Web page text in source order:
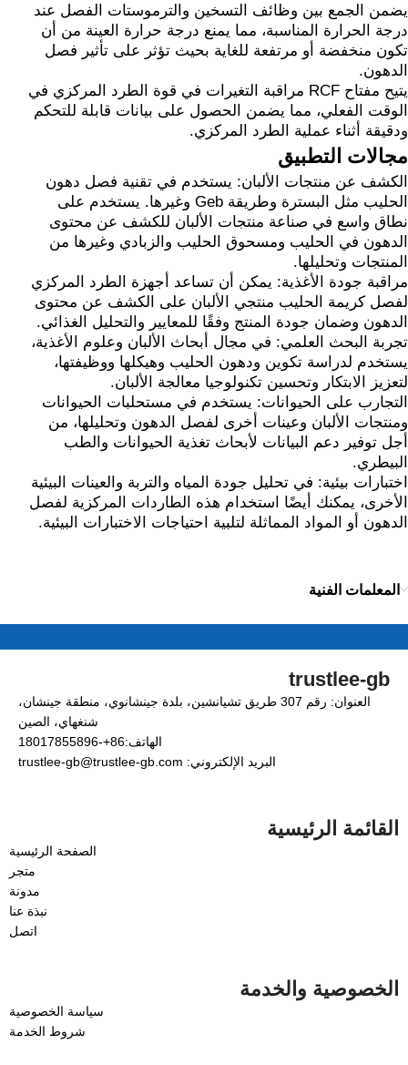
يضمن الجمع بين وظائف التسخين والترموستات الفصل عند
درجة الحرارة المناسبة، مما يمنع درجة حرارة العينة من أن
تكون منخفضة أو مرتفعة للغاية بحيث تؤثر على تأثير فصل
الدهون.
يتيح مفتاح RCF مراقبة التغيرات في قوة الطرد المركزي في
الوقت الفعلي، مما يضمن الحصول على بيانات قابلة للتحكم
ودقيقة أثناء عملية الطرد المركزي.
مجالات التطبيق
الكشف عن منتجات الألبان: يستخدم في تقنية فصل دهون
الحليب مثل البسترة وطريقة Geb وغيرها. يستخدم على
نطاق واسع في صناعة منتجات الألبان للكشف عن محتوى
الدهون في الحليب ومسحوق الحليب والزبادي وغيرها من
المنتجات وتحليلها.
مراقبة جودة الأغذية: يمكن أن تساعد أجهزة الطرد المركزي
لفصل كريمة الحليب منتجي الألبان على الكشف عن محتوى
الدهون وضمان جودة المنتج وفقًا للمعايير والتحليل الغذائي.
تجربة البحث العلمي: في مجال أبحاث الألبان وعلوم الأغذية،
يستخدم لدراسة تكوين ودهون الحليب وهيكلها ووظيفتها،
لتعزيز الابتكار وتحسين تكنولوجيا معالجة الألبان.
التجارب على الحيوانات: يستخدم في مستحلبات الحيوانات
ومنتجات الألبان وعينات أخرى لفصل الدهون وتحليلها، من
أجل توفير دعم البيانات لأبحاث تغذية الحيوانات والطب
البيطري.
اختبارات بيئية: في تحليل جودة المياه والتربة والعينات البيئية
الأخرى، يمكنك أيضًا استخدام هذه الطاردات المركزية لفصل
الدهون أو المواد المماثلة لتلبية احتياجات الاختبارات البيئية.
المعلمات الفنية
trustlee-gb
العنوان: رقم 307 طريق تشيانشين، بلدة جينشانوي، منطقة جينشان،
شنغهاي، الصين
الهاتف:86+-18017855896
البريد الإلكتروني: trustlee-gb@trustlee-gb.com
القائمة الرئيسية
الصفحة الرئيسية
متجر
مدونة
نبذة عنا
اتصل
الخصوصية والخدمة
سياسة الخصوصية
شروط الخدمة